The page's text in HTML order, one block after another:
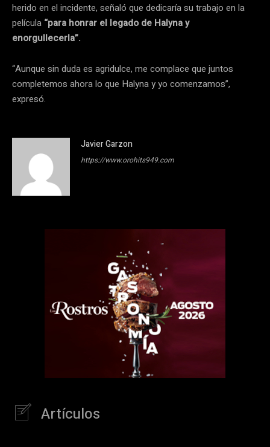
herido en el incidente, señaló que dedicaría su trabajo en la
película “para honrar el legado de Halyna y
enorgullecerla”.
“Aunque sin duda es agridulce, me complace que juntos
completemos ahora lo que Halyna y yo comenzamos”,
expresó.
Javier Garzon
https://www.orohits949.com
Artículos